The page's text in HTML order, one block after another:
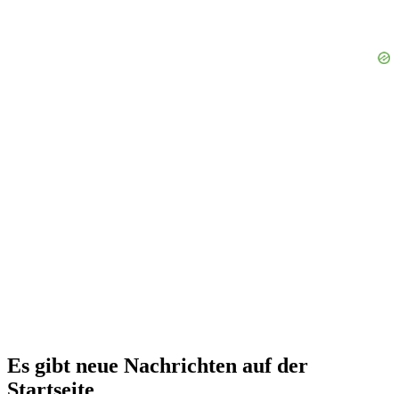
Es gibt neue Nachrichten auf der